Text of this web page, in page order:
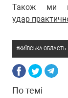
Також ми
удар
КИЇВСЬКА ОБЛАСТЬ
По темі